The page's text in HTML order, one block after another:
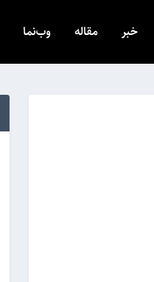
خبر مقاله وب‌نما